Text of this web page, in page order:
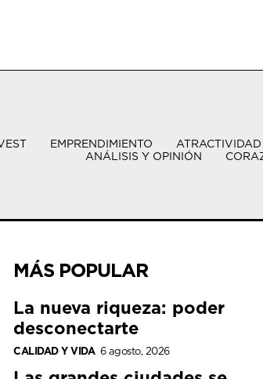
EMPRENDIMIENTO ATRACTIVIDAD
ANÁLISIS Y OPINIÓN
MÁS POPULAR
La nueva riqueza: poder
desconectarte
CALIDAD Y VIDA 6 agosto, 2026